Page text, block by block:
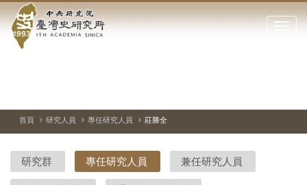
到中
央
院-
臺
灣
點
閉
站
停、
圖
圖
結
首頁 研究人員 專任研究人員 莊勝全
研究群 專任研究人員 兼任研究人員